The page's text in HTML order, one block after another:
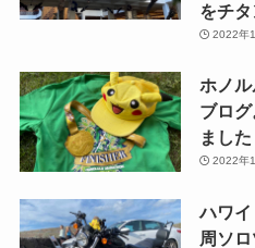
をチ
2022年
ホノ
ブロ
ました
2022年
ハワ
周ソ